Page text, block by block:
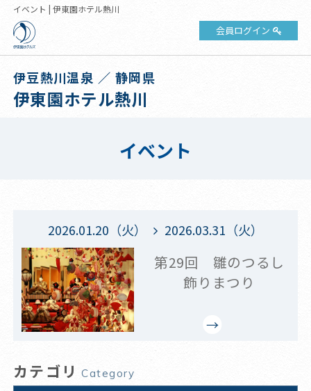
イベント | 伊東園ホテル熱川
会員ログイン
伊豆熱川温泉 ／ 静岡県
伊東園ホテル熱川
イベント
2026.01.20（火） 2026.03.31（火）
第29回 雛のつるし
飾りまつり
カテゴリ Category